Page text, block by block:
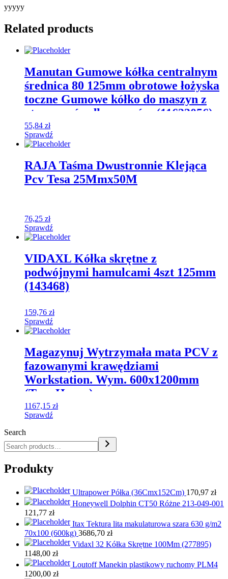
yyyyy
Related products
Manutan Gumowe kółka centralnym
średnica 80 125mm obrotowe łożyska
toczne Gumowe kółko do maszyn z
otworem środkowym śre (11633056)
55,84 zł
Sprawdź
RAJA Taśma Dwustronnie Klejąca
Pcv Tesa 25Mmx50M
76,25 zł
Sprawdź
VIDAXL Kółka skrętne z
podwójnymi hamulcami 4szt 125mm
(143468)
159,76 zł
Sprawdź
Magazynuj Wytrzymała mata PCV z
fazowanymi krawędziami
Workstation. Wym. 600x1200mm
(Typ: Heavy)
1167,15 zł
Sprawdź
Search
Produkty
Ultrapower Półka (36Cmx152Cm) 170,97 zł
Honeywell Dolphin CT50 Różne 213-049-001
121,77 zł
Itax Tektura lita makulaturowa szara 630 g/m2
70x100 (600kg) 3686,70 zł
Vidaxl 32 Kółka Skrętne 100Mm (277895)
1148,00 zł
Loutoff Manekin plastikowy ruchomy PLM4
1200,00 zł